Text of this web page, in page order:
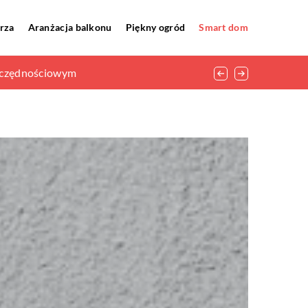
Aranżacja balkonu Piękny ogród Smart dom